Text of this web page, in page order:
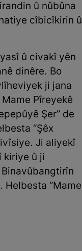
û nûbûna
cîbicîkirin û
û civakî yên
dinêre. Bo
ji jana
Pîreyekê
Şer” de
“Şêx
Ji aliyekî
kiriye û ji
“Mame